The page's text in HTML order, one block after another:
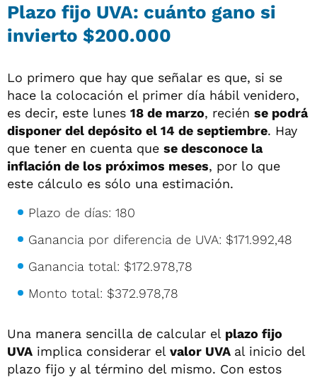
Plazo fijo UVA: cuánto gano si
invierto $200.000
Lo primero que hay que señalar es que, si se
hace la colocación el primer día hábil venidero,
es decir, este lunes 18 de marzo, recién se podrá
disponer del depósito el 14 de septiembre. Hay
que tener en cuenta que se desconoce la
inflación de los próximos meses, por lo que
este cálculo es sólo una estimación.
Plazo de días: 180
Ganancia por diferencia de UVA: $171.992,48
Ganancia total: $172.978,78
Monto total: $372.978,78
Una manera sencilla de calcular el plazo fijo
UVA implica considerar el valor UVA al inicio del
plazo fijo y al término del mismo. Con estos